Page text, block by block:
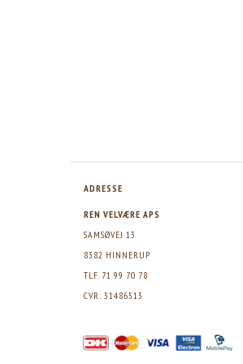
ADRESSE
REN VELVÆRE APS
SAMSØVEJ 13
8382 HINNERUP
TLF. 71 99 70 78
CVR: 31486513